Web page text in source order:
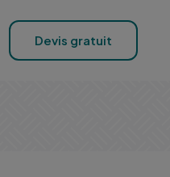
Devis gratuit